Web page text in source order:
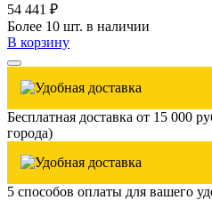
54 441 ₽
Более 10 шт. в наличии
В корзину
Бесплатная доставка от 15 000
города)
5 способов оплаты для вашего